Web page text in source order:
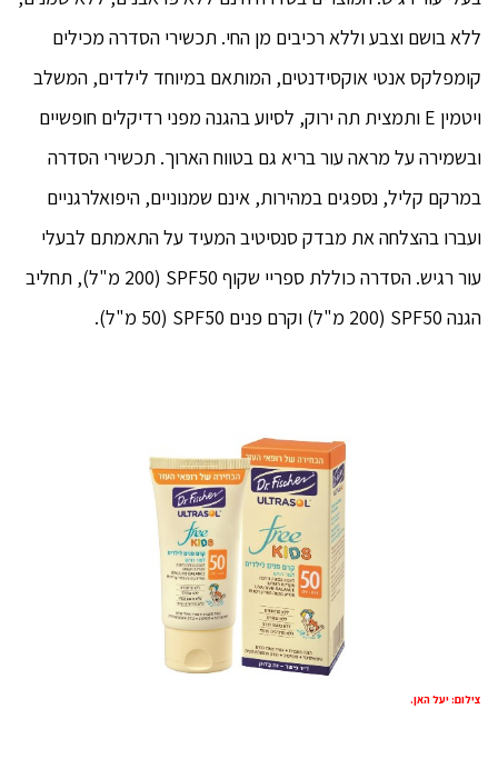
ללא בושם וצבע וללא רכיבים מן החי. תכשירי הסדרה מכילים
קומפלקס אנטי אוקסידנטים, המותאם במיוחד לילדים, המשלב
ויטמין E ותמצית תה ירוק, לסיוע בהגנה מפני רדיקלים חופשיים
ובשמירה על מראה עור בריא גם בטווח הארוך. תכשירי הסדרה
במרקם קליל, נספגים במהירות, אינם שמנוניים, היפואלרגניים
ועברו בהצלחה את מבדק סנסיטיב המעיד על התאמתם לבעלי
עור רגיש. הסדרה כוללת ספריי שקוף SPF50 (200 מ"ל), תחליב
הגנה SPF50 (200 מ"ל) וקרם פנים SPF50 (50 מ"ל).
צילום: יעל האן.